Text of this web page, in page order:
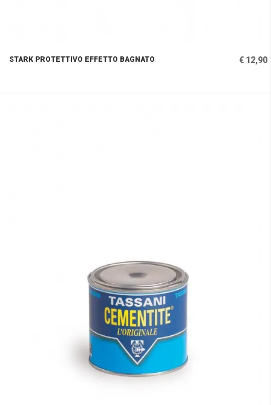
STARK PROTETTIVO EFFETTO BAGNATO € 12,90